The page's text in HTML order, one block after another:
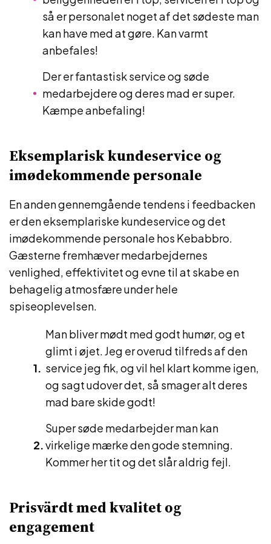
så er personalet noget af det sødeste man
kan have med at gøre. Kan varmt
anbefales!
Der er fantastisk service og søde
medarbejdere og deres mad er super.
Kæmpe anbefaling!
Eksemplarisk kundeservice og
imødekommende personale
En anden gennemgående tendens i feedbacken
er den eksemplariske kundeservice og det
imødekommende personale hos Kebabbro.
Gæsterne fremhæver medarbejdernes
venlighed, effektivitet og evne til at skabe en
behagelig atmosfære under hele
spiseoplevelsen.
Man bliver mødt med godt humør, og et
glimt i øjet. Jeg er overud tilfreds af den
service jeg fik, og vil hel klart komme igen,
og sagt udover det, så smager alt deres
mad bare skide godt!
Super søde medarbejder man kan
virkelige mærke den gode stemning.
Kommer her tit og det slår aldrig fejl.
Prisvärdt med kvalitet og
engagement